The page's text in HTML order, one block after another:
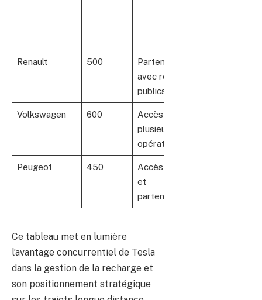
Renault 500
Partenariats
avec réseaux
publics
Volkswagen 600
Accès ouvert,
plusieurs
opérateurs
Peugeot 450
Accès local
et
partenariats
Ce tableau met en lumière
l’avantage concurrentiel de Tesla
dans la gestion de la recharge et
son positionnement stratégique